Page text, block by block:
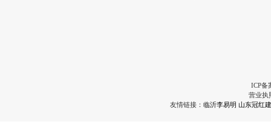
ICP备
营业执
友情链接： 临沂李易明 山东冠红